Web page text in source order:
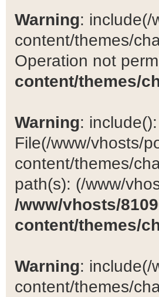
Warning: include(/
content/themes/
Operation not
content/themes/
Warning:
File(/www/vhosts/
content/themes/
path(s): (/www/
/www/vhosts/
content/themes/
Warning: include(/
content/themes/